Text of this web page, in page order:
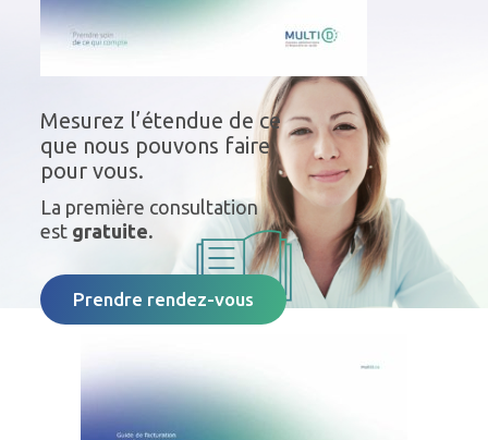
Mesurez l’étendue de ce
que nous pouvons faire
pour vous.
La première consultation
est gratuite.
Prendre rendez-vous